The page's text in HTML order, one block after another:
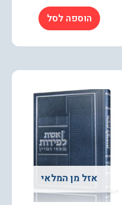
הוספה לסל
אזל מן המלאי